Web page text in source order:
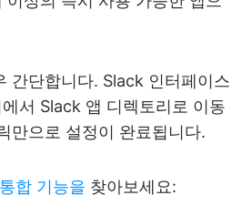
간단합니다. Slack 인터페이스
서 Slack 앱 디렉토리로 이동
만으로 설정이 완료됩니다.
합 기능을 찾아보세요: